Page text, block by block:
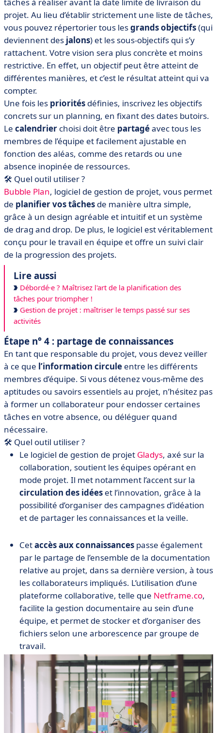
tâches à réaliser avant la date limite de livraison du
projet. Au lieu d’établir strictement une liste de tâches,
vous pouvez répertorier tous lesgrands objectifs(qui
deviennent des jalons) et les sous-objectifs qui s’y
rattachent. Votre vision sera plus concrète et moins
restrictive. En effet, un objectif peut être atteint de
différentes manières, et c’est le résultat atteint qui va
compter.
Une fois les priorités définies, inscrivez les objectifs
concrets sur un planning, en fixant des dates butoirs.
Le calendrier choisi doit être partagéavec tous les
membres de l’équipe et facilement ajustable en
fonction des aléas, comme des retards ou une
absence inopinée de ressources.
🛠️ Quel outil utiliser ?
Bubble Plan, logiciel de gestion de projet, vous permet
de planifier vos tâches de manière ultra simple,
grâce à un design agréable et intuitif et un système
de drag and drop. De plus, le logiciel est véritablement
conçu pour le travail en équipe et offre un suivi clair
de la progression des projets.
Lire aussi
Débordé·e ? Maîtrisez l'art de la planification des
tâches pour triompher !
Gestion de projet : maîtriser le temps passé sur ses
activités
Étape n° 4 : partage de connaissances
En tant que responsable du projet, vous devez veiller
à ce que l’information circule entre les différents
membres d’équipe. Si vous détenez vous-même des
aptitudes ou savoirs essentiels au projet, n’hésitez pas
à former un collaborateur pour endosser certaines
tâches en votre absence, ou déléguer quand
nécessaire.
🛠️ Quel outil utiliser ?
Le logiciel de gestion de projet Gladys, axé sur la
collaboration, soutient les équipes opérant en
mode projet. Il met notamment l’accent sur la
circulation des idées et l’innovation, grâce à la
possibilité d’organiser des campagnes d’idéation
et de partager les connaissances et la veille.
Cetaccès aux connaissances passe également
par le partage de l’ensemble de la documentation
relative au projet, dans sa dernière version, à tous
les collaborateurs impliqués. L’utilisation d’une
plateforme collaborative, telle que Netframe.co,
facilite la gestion documentaire au sein d’une
équipe, et permet de stocker et d’organiser des
fichiers selon une arborescence par groupe de
travail.